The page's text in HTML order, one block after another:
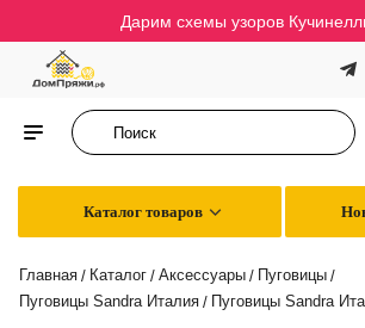
Дарим схемы узоров
Каталог товаров
Главная / Каталог / Аксессуары / Пуговицы /
Пуговицы Sandra Италия / Пуговицы Sandra